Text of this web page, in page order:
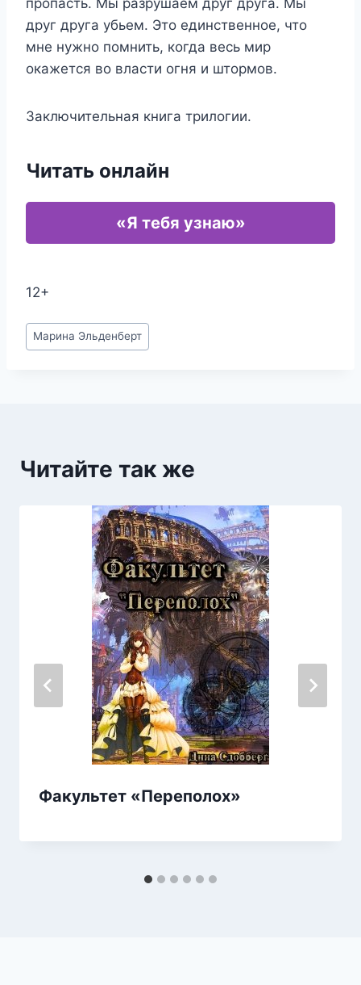
пропасть. Мы разрушаем друг друга. Мы
друг друга убьем. Это единственное, что
мне нужно помнить, когда весь мир
окажется во власти огня и штормов.
Заключительная книга трилогии.
Читать онлайн
«Я тебя узнаю»
12+
Метки
записи:
Марина Эльденберт
Читайте так же
Факультет «Переполох»